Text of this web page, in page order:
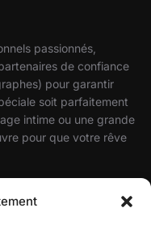
passionnés,
de confiance
pour garantir
soit parfaitement
intime ou une grande
pour que votre rêve
élégante et sur